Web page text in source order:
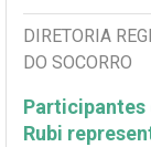
DIRETORIA
DO SOCORRO
Participantes
Rubi